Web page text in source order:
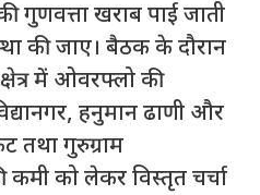
गुणवत्ता खराब पाई जाती
की जाए। बैठक के दौरान
में ओवरफ्लो की
हनुमान ढाणी और
तथा गुरुग्राम
कमी को लेकर विस्तृत चर्चा